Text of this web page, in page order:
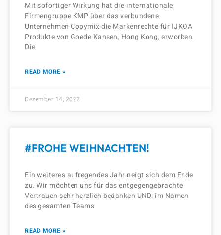
Mit sofortiger Wirkung hat die internationale
Firmengruppe KMP über das verbundene
Unternehmen Copymix die Markenrechte für IJKOA
Produkte von Goede Kansen, Hong Kong, erworben.
Die
READ MORE »
Dezember 14, 2022
#FROHE WEIHNACHTEN!
Ein weiteres aufregendes Jahr neigt sich dem Ende
zu. Wir möchten uns für das entgegengebrachte
Vertrauen sehr herzlich bedanken UND: im Namen
des gesamten Teams
READ MORE »